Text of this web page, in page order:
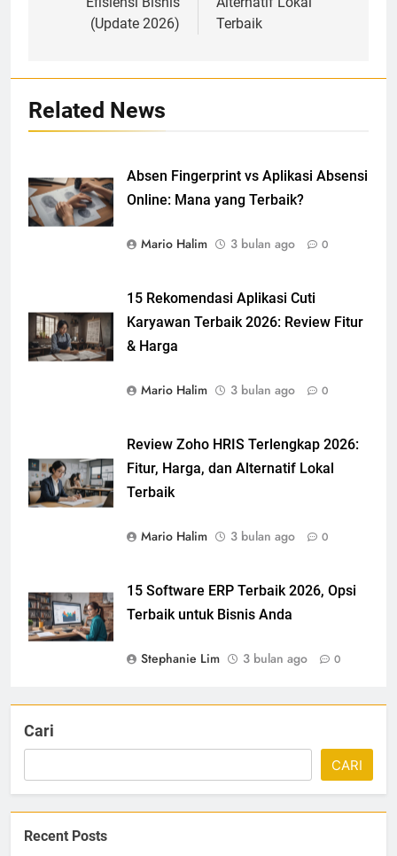
(Update 2026)
Terbaik
Related News
Absen Fingerprint vs Aplikasi Absensi
Online: Mana yang Terbaik?
Mario Halim 3 bulan ago 0
15 Rekomendasi Aplikasi Cuti
Karyawan Terbaik 2026: Review Fitur
& Harga
Mario Halim 3 bulan ago 0
Review Zoho HRIS Terlengkap 2026:
Fitur, Harga, dan Alternatif Lokal
Terbaik
Mario Halim 3 bulan ago 0
15 Software ERP Terbaik 2026, Opsi
Terbaik untuk Bisnis Anda
Stephanie Lim 3 bulan ago 0
Cari
CARI
Recent Posts